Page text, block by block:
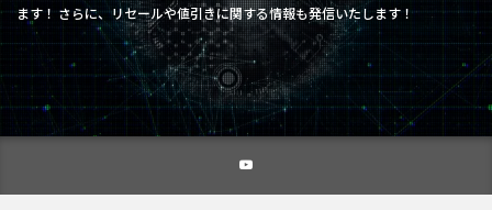
ます！ さらに、リセールや値引きに関する情報も発信いたします！